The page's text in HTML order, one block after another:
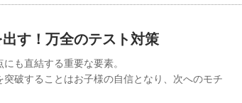
す！万全のテスト対策
も直結する重要な要素。
破することはお子様の自信となり、次へのモチ